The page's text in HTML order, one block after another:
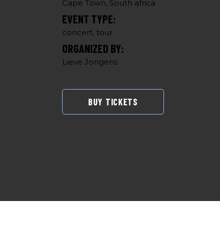
Cape Town, South africa
EVENT TYPE:
concert, tour
ORGANIZED BY:
Lieve Jongens
BUY TICKETS